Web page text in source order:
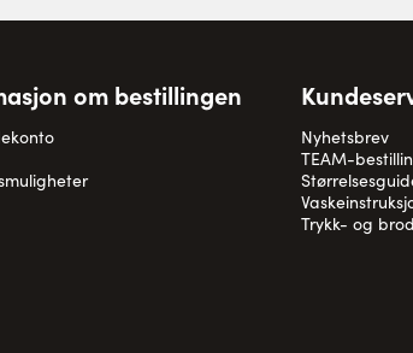
om bestillingen
Nyhetsbrev
TEAM-
Trykk- og